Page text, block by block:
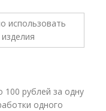
рублей за одну
одного